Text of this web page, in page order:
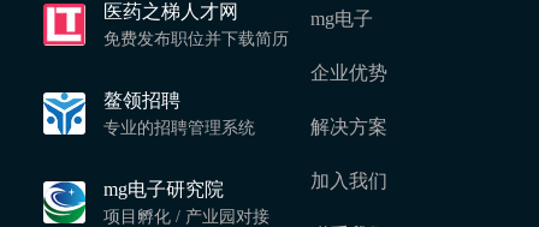
医药之梯人才网
免费发布职位并下载简历
鳌领招聘
专业的招聘管理系统
mg电子研究院
项目孵化 / 产业园对接
mg电子
企业优势
解决方案
加入我们